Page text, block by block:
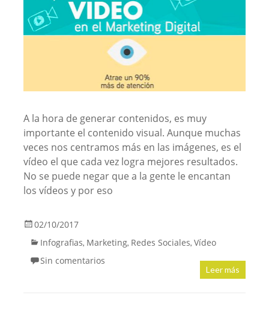
A la hora de generar contenidos, es muy
importante el contenido visual. Aunque muchas
veces nos centramos más en las imágenes, es el
vídeo el que cada vez logra mejores resultados.
No se puede negar que a la gente le encantan
los vídeos y por eso
02/10/2017
Infografias, Marketing, Redes Sociales, Vídeo
Sin comentarios
Leer más